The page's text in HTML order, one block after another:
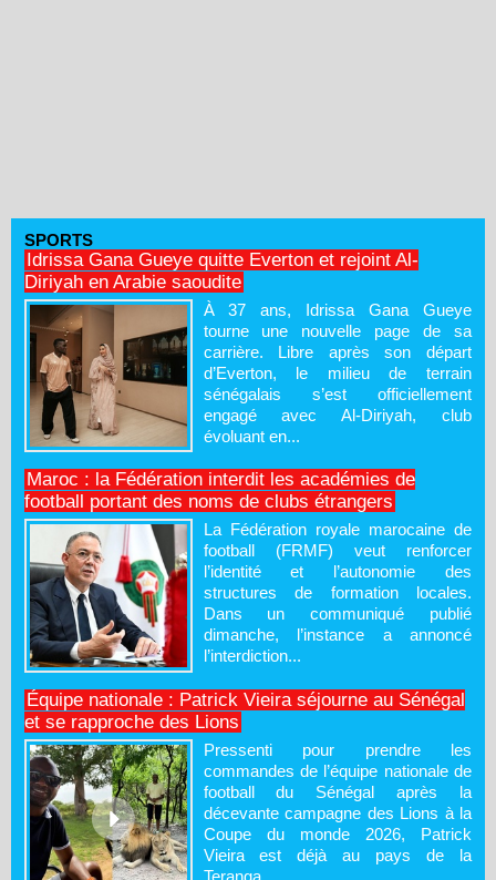
SPORTS
Idrissa Gana Gueye quitte Everton et rejoint Al-
Diriyah en Arabie saoudite
À 37 ans, Idrissa Gana Gueye
tourne une nouvelle page de sa
carrière. Libre après son départ
d’Everton, le milieu de terrain
sénégalais s’est officiellement
engagé avec Al-Diriyah, club
évoluant en...
Maroc : la Fédération interdit les académies de
football portant des noms de clubs étrangers
La Fédération royale marocaine de
football (FRMF) veut renforcer
l’identité et l’autonomie des
structures de formation locales.
Dans un communiqué publié
dimanche, l’instance a annoncé
l’interdiction...
Équipe nationale : Patrick Vieira séjourne au Sénégal
et se rapproche des Lions
Pressenti pour prendre les
commandes de l’équipe nationale de
football du Sénégal après la
décevante campagne des Lions à la
Coupe du monde 2026, Patrick
Vieira est déjà au pays de la
Teranga....